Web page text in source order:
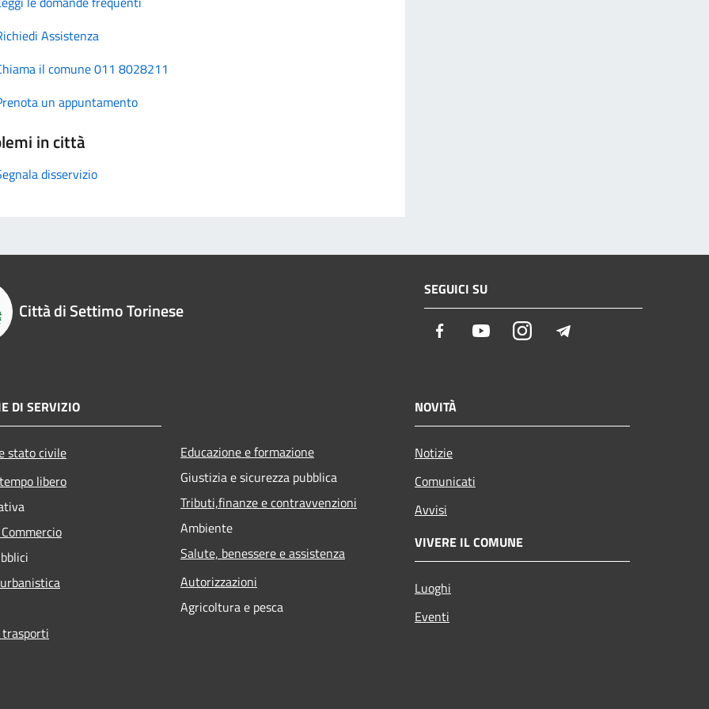
Assistenza
il comune 011 8028211
un appuntamento
in città
disservizio
Città di Settimo Torinese
SEGUICI SU
Facebook YoutubeInstagram
DI SERVIZIO
stato civile
libero
Educazione e formazione
Giustizia e sicurezza pubblica
Tributi,finanze e contravvenzioni
Ambiente
Salute, benessere e assistenza
Autorizzazioni
Agricoltura e pesca
NOVITÀ
Notizie
Comunicati
Avvisi
VIVERE IL COMUNE
Luoghi
Eventi